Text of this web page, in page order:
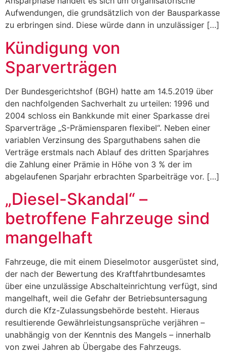
Aufwendungen, die grundsätzlich von der Bausparkasse
zu erbringen sind. Diese würde dann in unzulässiger […]
Kündigung von
Sparverträgen
Der Bundesgerichtshof (BGH) hatte am 14.5.2019 über
den nachfolgenden Sachverhalt zu urteilen: 1996 und
2004 schloss ein Bankkunde mit einer Sparkasse drei
Sparverträge „S-Prämiensparen flexibel“. Neben einer
variablen Verzinsung des Sparguthabens sahen die
Verträge erstmals nach Ablauf des dritten Sparjahres
die Zahlung einer Prämie in Höhe von 3 % der im
abgelaufenen Sparjahr erbrachten Sparbeiträge vor. […]
„Diesel-Skandal“ –
betroffene Fahrzeuge sind
mangelhaft
Fahrzeuge, die mit einem Dieselmotor ausgerüstet sind,
der nach der Bewertung des Kraftfahrtbundesamtes
über eine unzulässige Abschalteinrichtung verfügt, sind
mangelhaft, weil die Gefahr der Betriebsuntersagung
durch die Kfz-Zulassungsbehörde besteht. Hieraus
resultierende Gewährleistungsansprüche verjähren –
unabhängig von der Kenntnis des Mangels – innerhalb
von zwei Jahren ab Übergabe des Fahrzeugs.